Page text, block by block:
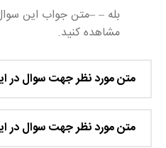
بله – –متن جواب این
مشاهده کنید.
متن مورد نظر جهت سوال در
متن مورد نظر جهت سوال در